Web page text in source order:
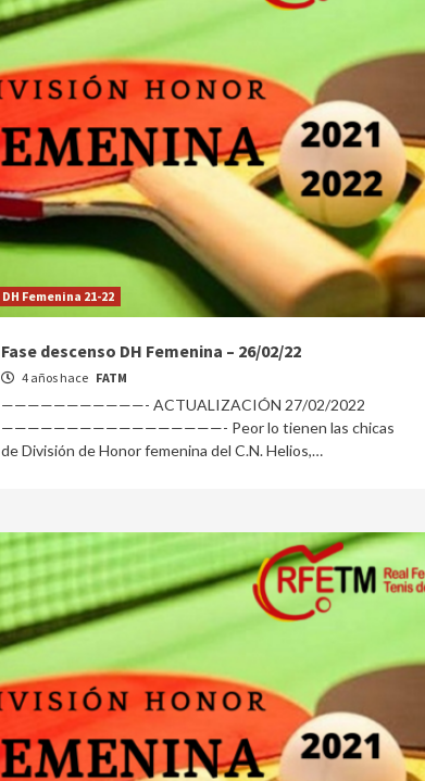
DH Femenina 21-22
Fase descenso DH Femenina – 26/02/22
4 años hace FATM
———————————- ACTUALIZACIÓN 27/02/2022
—————————————————- Peor lo tienen las chicas
de División de Honor femenina del C.N. Helios,